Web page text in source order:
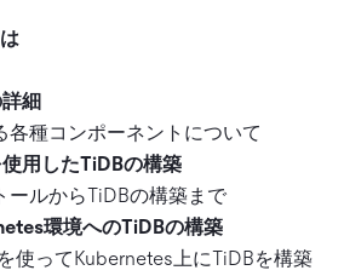
細
各種コンポーネントについて
用したTiDBの構築
ールからTiDBの構築まで
環境へのTiDBの構築
使ってKubernetes上にTiDBを構築